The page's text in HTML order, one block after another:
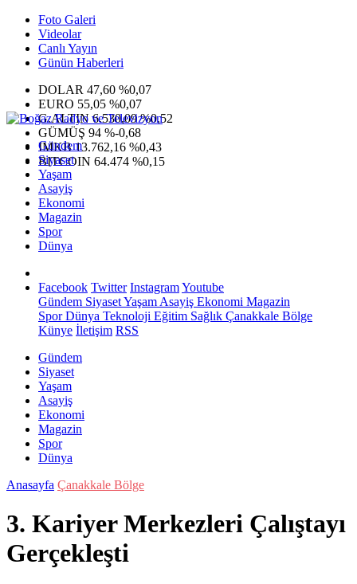
Foto Galeri
Videolar
Canlı Yayın
Günün Haberleri
DOLAR 47,60 %0,07
EURO 55,05 %0,07
G.ALTIN6.530,09 %0,52
GÜMÜŞ 94 %-0,68
IMKB13.762,16 %0,43
BITCOIN 64.474 %0,15
Gündem
Siyaset
Yaşam
Asayiş
Ekonomi
Magazin
Spor
Dünya
Facebook Twitter InstagramYoutube
Gündem SiyasetYaşam Asayiş Ekonomi Magazin
SporDünya Teknoloji Eğitim Sağlık Çanakkale Bölge
Künye İletişim RSS
Gündem
Siyaset
Yaşam
Asayiş
Ekonomi
Magazin
Spor
Dünya
Anasayfa Çanakkale Bölge
3. Kariyer Merkezleri Çalıştayı
Gerçekleşti